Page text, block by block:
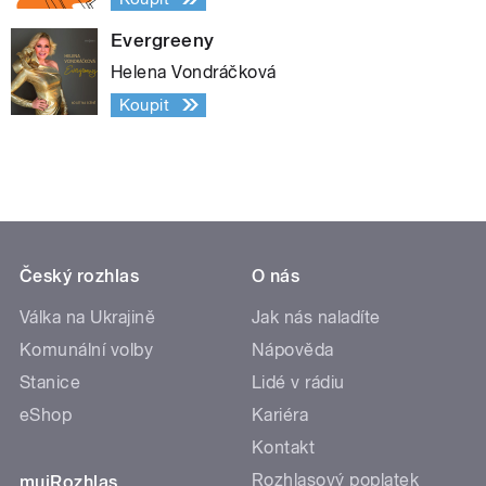
Evergreeny
Helena Vondráčková
Koupit
Český rozhlas
Válka na Ukrajině
Komunální volby
Stanice
eShop
O nás
Jak nás naladíte
Nápověda
Lidé v rádiu
Kariéra
Kontakt
Rozhlasový poplatek